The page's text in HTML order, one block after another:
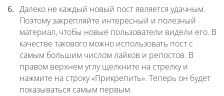
Далеко не каждый новый пост является удачным.
Поэтому закрепляйте интересный и полезный
материал, чтобы новые пользователи видели его. В
качестве такового можно использовать пост с
самым большим числом лайков и репостов. В
правом верхнем углу щелкните на стрелку и
нажмите на строку «Прикрепить». Теперь он будет
показываться самым первым.